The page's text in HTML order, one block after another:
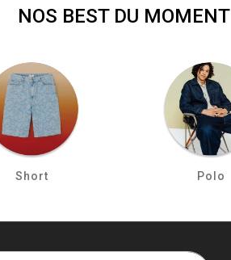
NOS BEST DU MOMENT
Short Polo